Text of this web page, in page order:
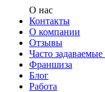
О нас
Контакты
О компании
Отзывы
Часто
Франшиза
Блог
Работа